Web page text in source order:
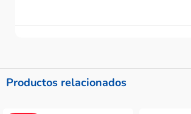
Productos relacionados